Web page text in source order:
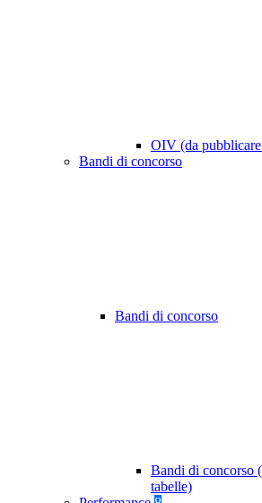
OIV (da
Bandi di concorso
Bandi di concorso
Bandi di concorso
tabelle)